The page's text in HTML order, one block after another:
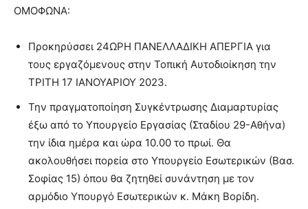
ΟΜΟΦΩΝΑ:
Προκηρύσσει 24ΩΡΗ ΠΑΝΕΛΛΑΔΙΚΗ ΑΠΕΡΓΙΑ για
τους εργαζόμενους στην Τοπική Αυτοδιοίκηση την
ΤΡΙΤΗ 17 ΙΑΝΟΥΑΡΙΟΥ 2023.
Την πραγματοποίηση Συγκέντρωσης Διαμαρτυρίας
έξω από το Υπουργείο Εργασίας (Σταδίου 29-Αθήνα)
την ίδια ημέρα και ώρα 10.00 το πρωί. Θα
ακολουθήσει πορεία στο Υπουργείο Εσωτερικών (Βασ.
Σοφίας 15) όπου θα ζητηθεί συνάντηση με τον
αρμόδιο Υπουργό Εσωτερικών κ. Μάκη Βορίδη.